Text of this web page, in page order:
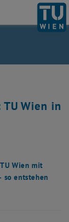
Wien in
Wien mit
so entstehen